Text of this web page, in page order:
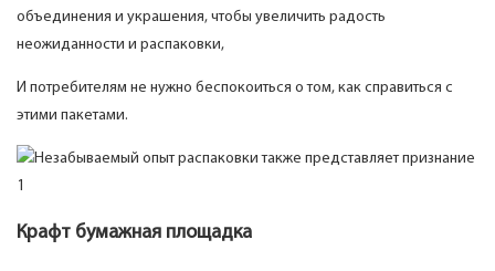
объединения и украшения, чтобы увеличить радость
неожиданности и распаковки,
И потребителям не нужно беспокоиться о том, как справиться с
этими пакетами.
Крафт бумажная площадка